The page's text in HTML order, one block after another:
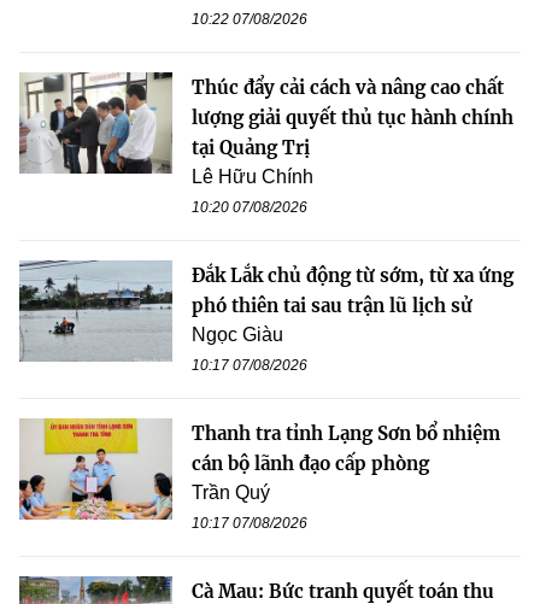
10:22 07/08/2026
Thúc đẩy cải cách và nâng cao chất
lượng giải quyết thủ tục hành chính
tại Quảng Trị
Lê Hữu Chính
10:20 07/08/2026
Đắk Lắk chủ động từ sớm, từ xa ứng
phó thiên tai sau trận lũ lịch sử
Ngọc Giàu
10:17 07/08/2026
Thanh tra tỉnh Lạng Sơn bổ nhiệm
cán bộ lãnh đạo cấp phòng
Trần Quý
10:17 07/08/2026
Cà Mau: Bức tranh quyết toán thu